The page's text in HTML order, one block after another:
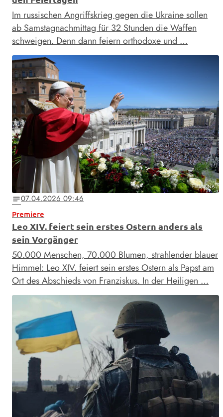
Im russischen Angriffskrieg gegen die Ukraine sollen
ab Samstagnachmittag für 32 Stunden die Waffen
schweigen. Denn dann feiern orthodoxe und …
Foto: KNA
notes07.04.2026 09:46
Premiere
Leo XIV. feiert sein erstes Ostern anders als
sein Vorgänger
50.000 Menschen, 70.000 Blumen, strahlender blauer
Himmel: Leo XIV. feiert sein erstes Ostern als Papst am
Ort des Abschieds von Franziskus. In der Heiligen …